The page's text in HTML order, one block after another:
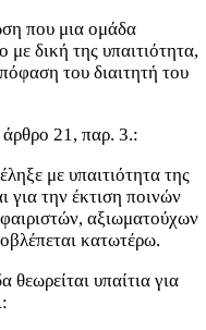
που μια ομάδα
δική της υπαιτιότητα,
του διαιτητή του
21, παρ. 3.:
με υπαιτιότητα της
για την έκτιση ποινών
αξιωματούχων
κατωτέρω.
θεωρείται υπαίτια για